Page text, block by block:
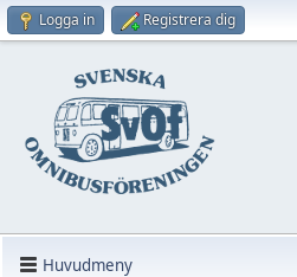
Logga in Registrera dig
Huvudmeny